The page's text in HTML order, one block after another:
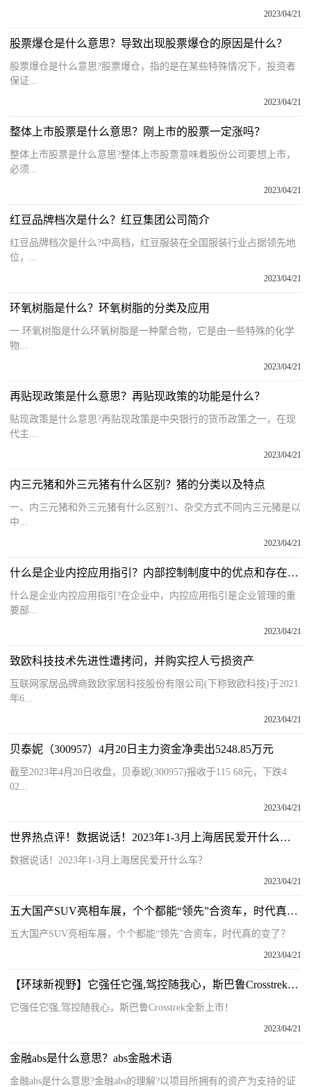
2023/04/21
股票爆仓是什么意思？导致出现股票爆仓的原因是什么？
股票爆仓是什么意思?股票爆仓，指的是在某些特殊情况下，投资者
保证...
2023/04/21
整体上市股票是什么意思？刚上市的股票一定涨吗？
整体上市股票是什么意思?整体上市股票意味着股份公司要想上市，
必须...
2023/04/21
红豆品牌档次是什么？红豆集团公司简介
红豆品牌档次是什么?中高档，红豆服装在全国服装行业占据领先地
位，...
2023/04/21
环氧树脂是什么？环氧树脂的分类及应用
一 环氧树脂是什么环氧树脂是一种聚合物，它是由一些特殊的化学
物...
2023/04/21
再贴现政策是什么意思？再贴现政策的功能是什么？
贴现政策是什么意思?再贴现政策是中央银行的货币政策之一，在现
代主...
2023/04/21
内三元猪和外三元猪有什么区别？猪的分类以及特点
一、内三元猪和外三元猪有什么区别?1、杂交方式不同内三元猪是以
中...
2023/04/21
什么是企业内控应用指引？内部控制制度中的优点和存在的问题
什么是企业内控应用指引?在企业中，内控应用指引是企业管理的重
要部...
2023/04/21
致欧科技技术先进性遭拷问，并购实控人亏损资产
互联网家居品牌商致欧家居科技股份有限公司(下称致欧科技)于2021
年6...
2023/04/21
贝泰妮（300957）4月20日主力资金净卖出5248.85万元
截至2023年4月20日收盘，贝泰妮(300957)报收于115 68元，下跌4
02...
2023/04/21
世界热点评！数据说话！2023年1-3月上海居民爱开什么车？
数据说话！2023年1-3月上海居民爱开什么车？
2023/04/21
五大国产SUV亮相车展，个个都能“领先”合资车，时代真的变了？_天天速看
五大国产SUV亮相车展，个个都能“领先”合资车，时代真的变了？
2023/04/21
【环球新视野】它强任它强,驾控随我心，斯巴鲁Crosstrek全新上市！
它强任它强,驾控随我心，斯巴鲁Crosstrek全新上市！
2023/04/21
金融abs是什么意思？abs金融术语
金融abs是什么意思?金融abs的理解?以项目所拥有的资产为支持的证